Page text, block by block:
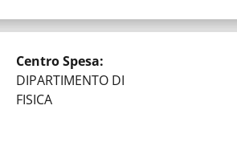
Centro Spesa:
DIPARTIMENTO DI
FISICA